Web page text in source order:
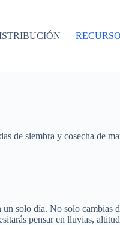
de siembra y cosecha de
solo día. No solo cambias
pensar en lluvias,